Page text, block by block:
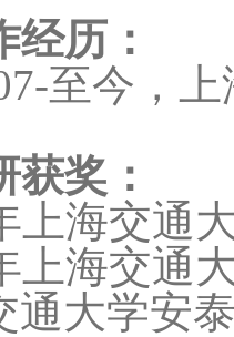
经历：
至今，
获奖：
上海交通
上海交通
通大学安